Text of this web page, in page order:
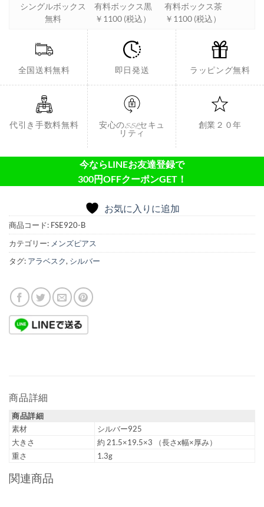
シングルボックス
無料
有料ボックス黒
￥1100 (税込）
有料ボックス茶
￥1100 (税込）
全国送料無料 即日発送 ラッピング無料
代引き手数料無料
安心のSSLセキュ
リティ
創業２０年
今ならLINEお友達登録で
300円OFFクーポンGET！
お気に入りに追加
商品コード: FSE920-B
カテゴリー: メンズピアス
タグ: アラベスク, シルバー
商品詳細
商品詳細
素材
シルバー925
大きさ
約 21.5×19.5×3 （長さx幅×厚み）
重さ
1.3g
関連商品